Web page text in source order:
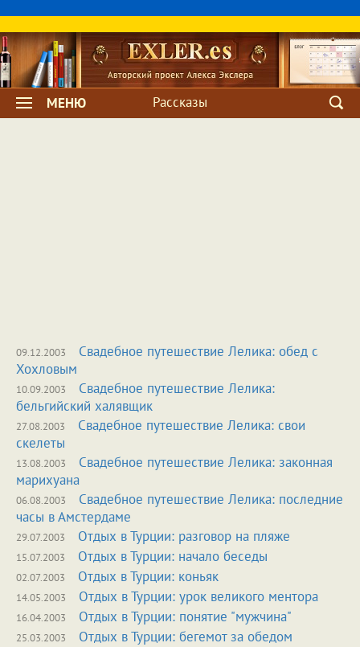
МЕНЮ Рассказы
09.12.2003
Свадебное путешествие Лелика: обед с
Хохловым
10.09.2003
Свадебное путешествие Лелика:
бельгийский халявщик
27.08.2003
Свадебное путешествие Лелика: свои
скелеты
13.08.2003
Свадебное путешествие Лелика: законная
марихуана
06.08.2003
Свадебное путешествие Лелика: последние
часы в Амстердаме
29.07.2003 Отдых в Турции: разговор на пляже
15.07.2003 Отдых в Турции: начало беседы
02.07.2003 Отдых в Турции: коньяк
14.05.2003 Отдых в Турции: урок великого ментора
16.04.2003 Отдых в Турции: понятие "мужчина"
25.03.2003 Отдых в Турции: бегемот за обедом